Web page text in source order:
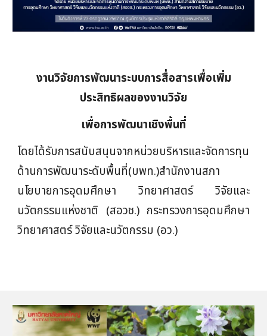
งานวิจัยการพัฒนาระบบการสื่อสารเพื่อเพิ่ม
ประสิทธิผลของงานวิจัย
เพื่อการพัฒนาเชิงพื้นที่
โดยได้รับการสนับสนุนจากหน่วยบริหารและจัดการทุน
ด้านการพัฒนาระดับพื้นที่(บพท.)สำนักงานสภา
นโยบายการอุดมศึกษา วิทยาศาสตร์ วิจัยและ
นวัตกรรมแห่งชาติ (สอวช.) กระทรวงการอุดมศึกษา
วิทยาศาสตร์ วิจัยและนวัตกรรม (อว.)